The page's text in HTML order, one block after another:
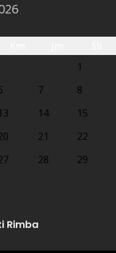
1
7
8
14
15
21
22
28
29
Rimba